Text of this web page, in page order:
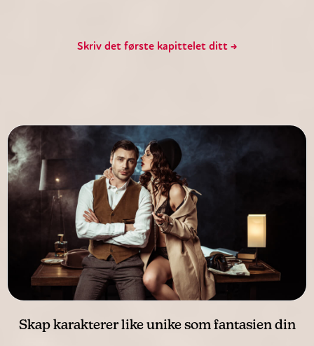
Skriv det første kapittelet ditt →
Skap karakterer like unike som fantasien din